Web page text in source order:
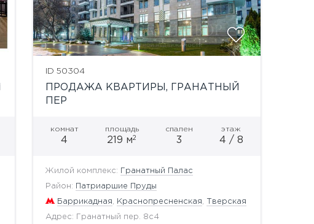
ID 50304
ПРОДАЖА КВАРТИРЫ, ГРАНАТНЫЙ
ПЕР
комнат
4
площадь
219 м2
спален
3
этаж
4 / 8
Жилой комплекс: Гранатный Палас
Район: Патриаршие Пруды
Баррикадная Краснопресненская Тверская
Адрес: Гранатный пер. 8с4